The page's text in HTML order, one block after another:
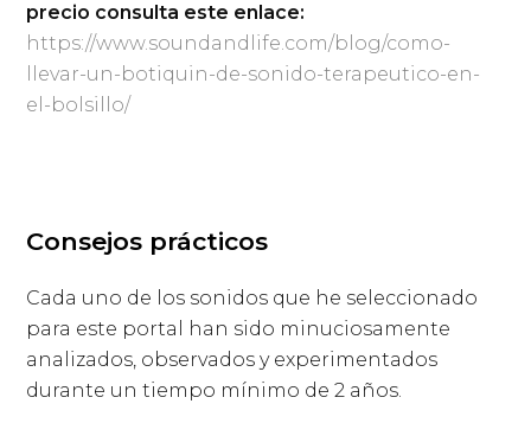
precio consulta este enlace:
https://www.soundandlife.com/blog/como-
llevar-un-botiquin-de-sonido-terapeutico-en-
el-bolsillo/
Consejos prácticos
Cada uno de los sonidos que he seleccionado
para este portal han sido minuciosamente
analizados, observados y experimentados
durante un tiempo mínimo de 2 años.